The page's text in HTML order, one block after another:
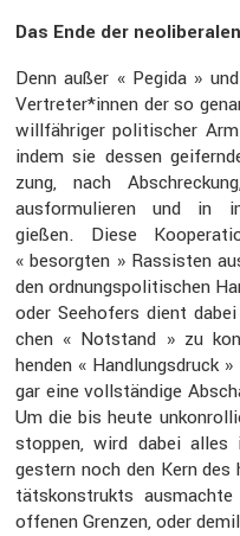
Das Ende der
Denn außer « Pegida »
Vertreter*innen der so
willfäh­riger politi­scher
indem sie dessen
zung, nach
ausfor­mu­lieren und in
gießen. Diese
« besorgten » Rassisten
den ordnungs­po­li­ti­schen
oder Seeho­fers dient
chen « Notstand » zu
henden « Handlungs­druck
gar eine vollstän­dige
Um die bis heute
stoppen, wird dabei alles
gestern noch den Kern
täts­kon­strukts
offenen Grenzen, oder